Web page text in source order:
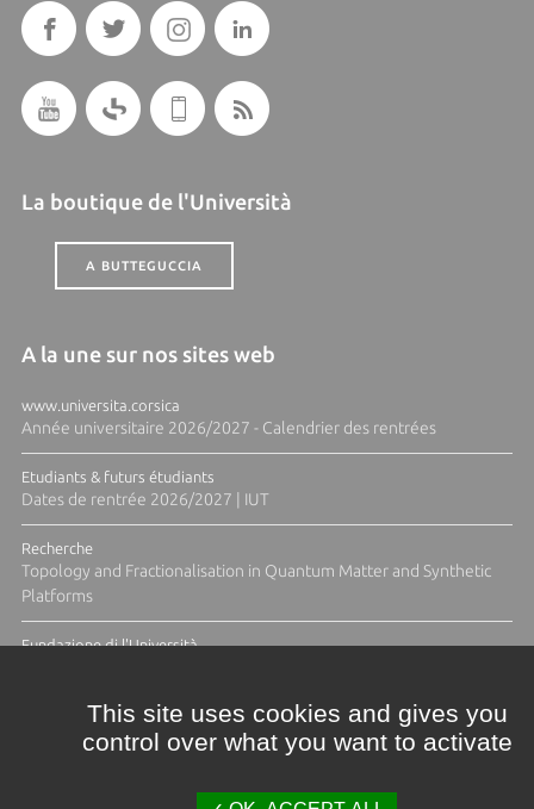
La boutique de l'Università
A BUTTEGUCCIA
A la une sur nos sites web
www.universita.corsica
Année universitaire 2026/2027 - Calendrier des rentrées
Etudiants & futurs étudiants
Dates de rentrée 2026/2027 | IUT
Recherche
Topology and Fractionalisation in Quantum Matter and Synthetic
Platforms
Fundazione di l'Università
This site uses cookies and gives you
control over what you want to activate